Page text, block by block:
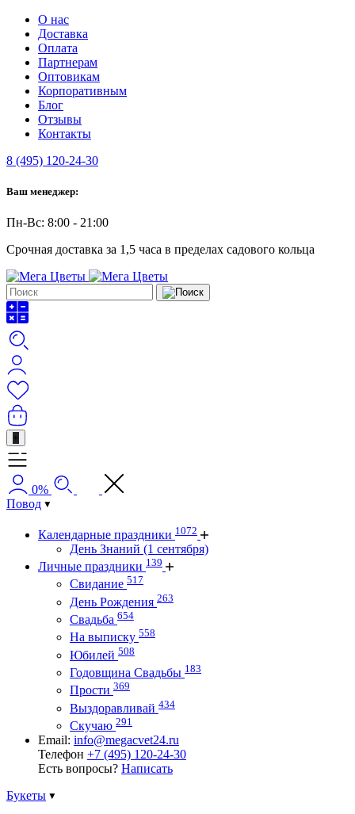
О нас
Доставка
Оплата
Партнерам
Оптовикам
Корпоративным
Блог
Отзывы
Контакты
8 (495) 120-24-30
Ваш менеджер:
Пн-Вс: 8:00 - 21:00
Срочная доставка за 1,5 часа в пределах садового кольца
+
0%
Повод
Календарные праздники 1072
День Знаний (1 сентября)
Личные праздники 139
Свидание 517
День Рождения 263
Свадьба 654
На выписку 558
Юбилей 508
Годовщина Свадьбы 183
Прости 369
Выздоравливай 434
Скучаю 291
Email: info@megacvet24.ru
Телефон +7 (495) 120-24-30
Есть вопросы? Написать
Букеты